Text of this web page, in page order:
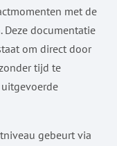
met de
documentatie
om direct door
tijd te
gebeurt via